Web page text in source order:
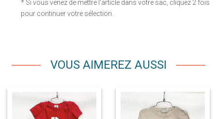
* Si vous venez de mettre l'article dans votre sac, cliquez 2 fois
pour continuer votre sélection.
VOUS AIMEREZ AUSSI